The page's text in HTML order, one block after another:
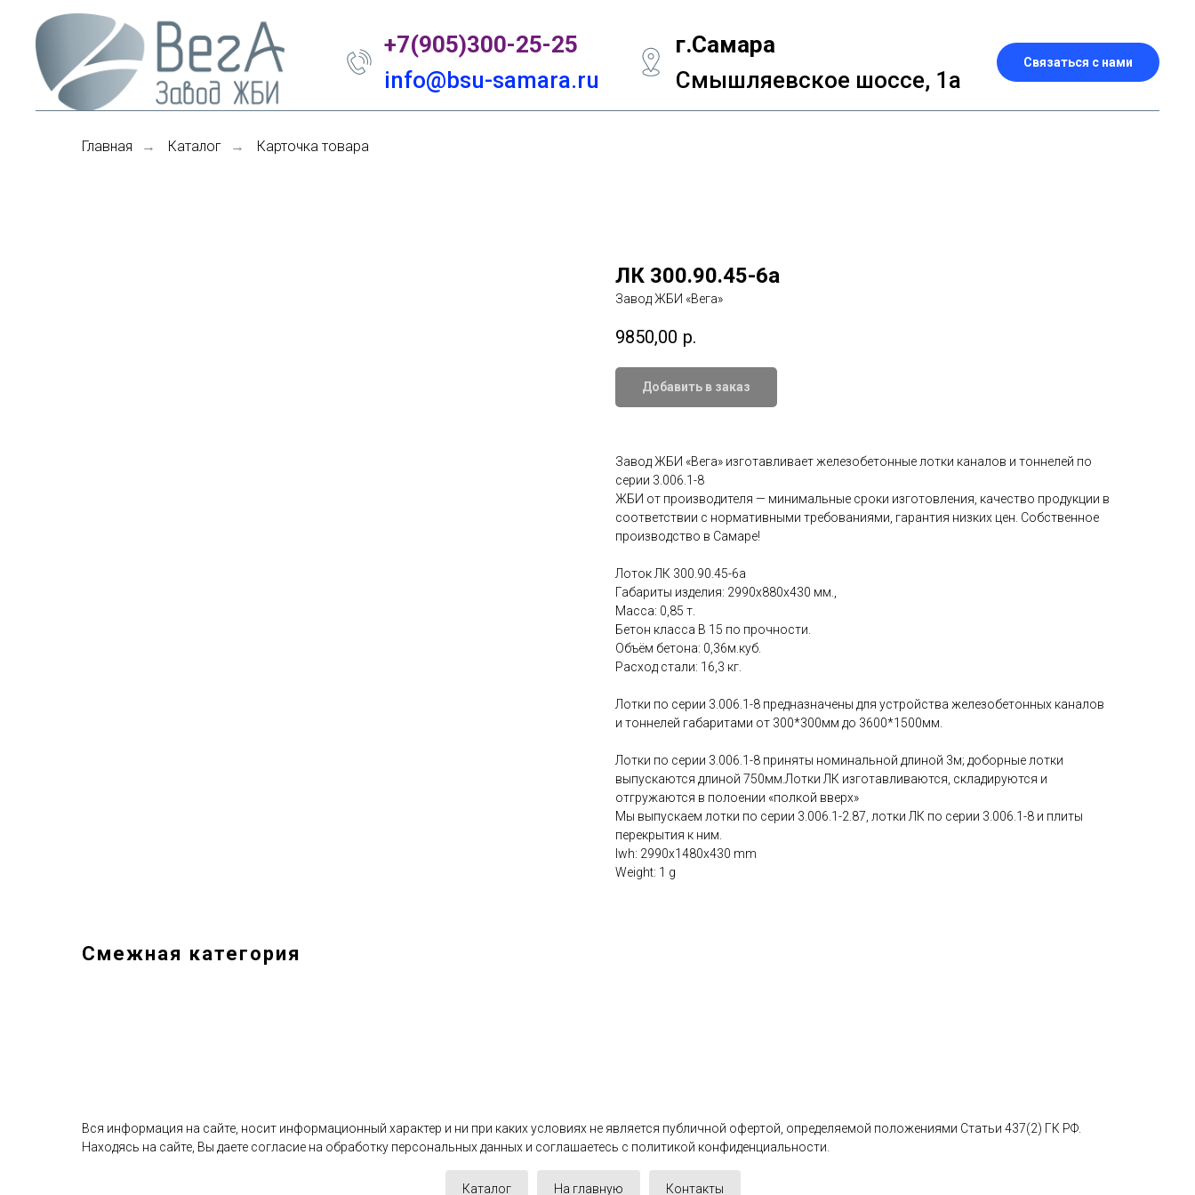
+7(905)300-25-25
info@bsu-samara.ru
г.Самара
Смышляевское шоссе, 1а
Связаться с нами
Главная → Каталог → Карточка товара
ЛК 300.90.45-6а
Завод ЖБИ «Вега»
9850,00 р.
Добавить в заказ
Завод ЖБИ «Вега» изготавливает железобетонные лотки каналов и тоннелей по
серии 3.006.1-8
ЖБИ от производителя — минимальные сроки изготовления, качество продукции в
соответствии с нормативными требованиями, гарантия низких цен. Собственное
производство в Самаре!
Лоток ЛК 300.90.45-6а
Габариты изделия: 2990x880x430 мм.,
Масса: 0,85 т.
Бетон класса B 15 по прочности.
Объём бетона: 0,36м.куб.
Расход стали: 16,3 кг.
Лотки по серии 3.006.1-8 предназначены для устройства железобетонных каналов
и тоннелей габаритами от 300*300мм до 3600*1500мм.
Лотки по серии 3.006.1-8 приняты номинальной длиной 3м; доборные лотки
выпускаются длиной 750мм.Лотки ЛК изготавливаются, складируются и
отгружаются в полоении «полкой вверх»
Мы выпускаем лотки по серии 3.006.1-2.87, лотки ЛК по серии 3.006.1-8 и плиты
перекрытия к ним.
lwh: 2990x1480x430 mm
Weight: 1 g
Смежная категория
Вся информация на сайте, носит информационный характер и ни при каких условиях не является публичной офертой, определяемой положениями Статьи 437(2) ГК РФ.
Находясь на сайте, Вы даете согласие на обработку персональных данных и соглашаетесь c политикой конфиденциальности.
Каталог На главную Контакты